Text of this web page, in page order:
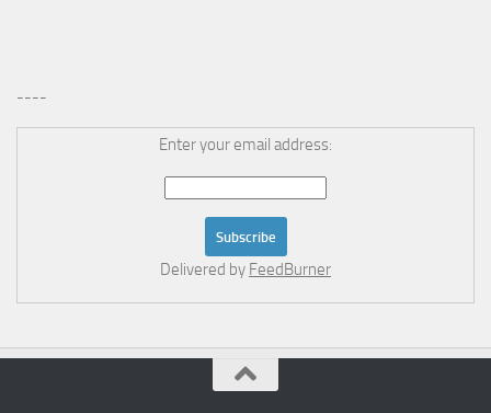
----
Enter your email address:
Delivered by FeedBurner